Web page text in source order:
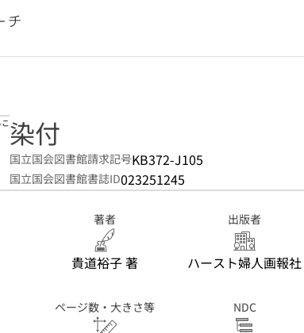
ルプページへのリンク
染付
国立国会図書館請求記号KB372-J105
国立国会図書館書誌ID023251245
著者
貴道裕子 著
出版者
ハースト婦人画報社
ページ数・大きさ等 NDC